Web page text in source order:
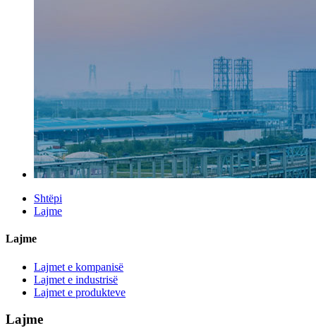
Shtëpi
Lajme
Lajme
Lajmet e kompanisë
Lajmet e industrisë
Lajmet e produkteve
Lajme